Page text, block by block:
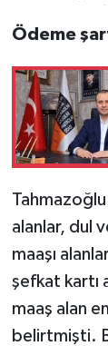
Ödeme
Tahmazoğlu
alanlar, dul
maaşı
şefkat kartı
maaş alan
belirtmişti.